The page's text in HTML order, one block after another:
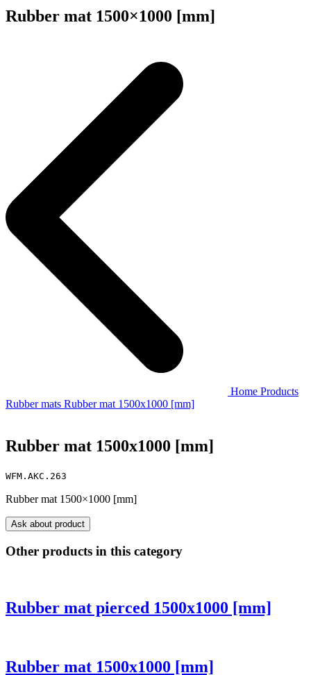
Rubber mat 1500×1000 [mm]
Home Products
Rubber mats Rubber mat 1500x1000 [mm]
Rubber mat 1500x1000 [mm]
WFM.AKC.263
Rubber mat 1500×1000 [mm]
Ask about product
Other products in this category
Rubber mat pierced 1500x1000 [mm]
Rubber mat 1500x1000 [mm]